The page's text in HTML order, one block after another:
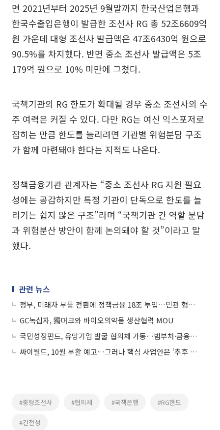
면 2021년부터 2025년 9월말까지 한국산업은행과
한국수출입은행이 발급한 조선사 RG 총 52조6609억
원 가운데 대형 조선사 발급액은 47조6430억 원으로
90.5%를 차지했다. 반면 중소 조선사 발급액은 5조
179억 원으로 10% 미만에 그쳤다.
국책기관의 RG 한도가 확대될 경우 중소 조선사의 수
주 여력은 커질 수 있다. 다만 RG는 여신 익스포저로
잡히는 만큼 한도를 늘리려면 기관별 위험분담 구조
가 함께 마련돼야 한다는 지적도 나온다.
정책금융기관 관계자는 “중소 조선사 RG 지원 필요
성에는 공감하지만 특정 기관이 단독으로 한도를 늘
리기는 쉽지 않은 구조”라며 “국책기관 간 역할 분담
과 위험분산 방안이 함께 논의돼야 할 것”이라고 말
했다.
관련 뉴스
정부, 미래차 부품 전환에 정책금융 18조 투입…민관 협의체 출범
GC녹십자, 獨머크와 바이오의약품 생산협력 MOU
국민성장펀드, 유망기업 발굴 협의체 가동…범부처·금융권 맞손
싸이월드, 10월 부활 예고…그러나 핵심 사업안은 ‘추후 공개’
#중형조선사 #협의체 #국책은행 #RG한도
#건전성